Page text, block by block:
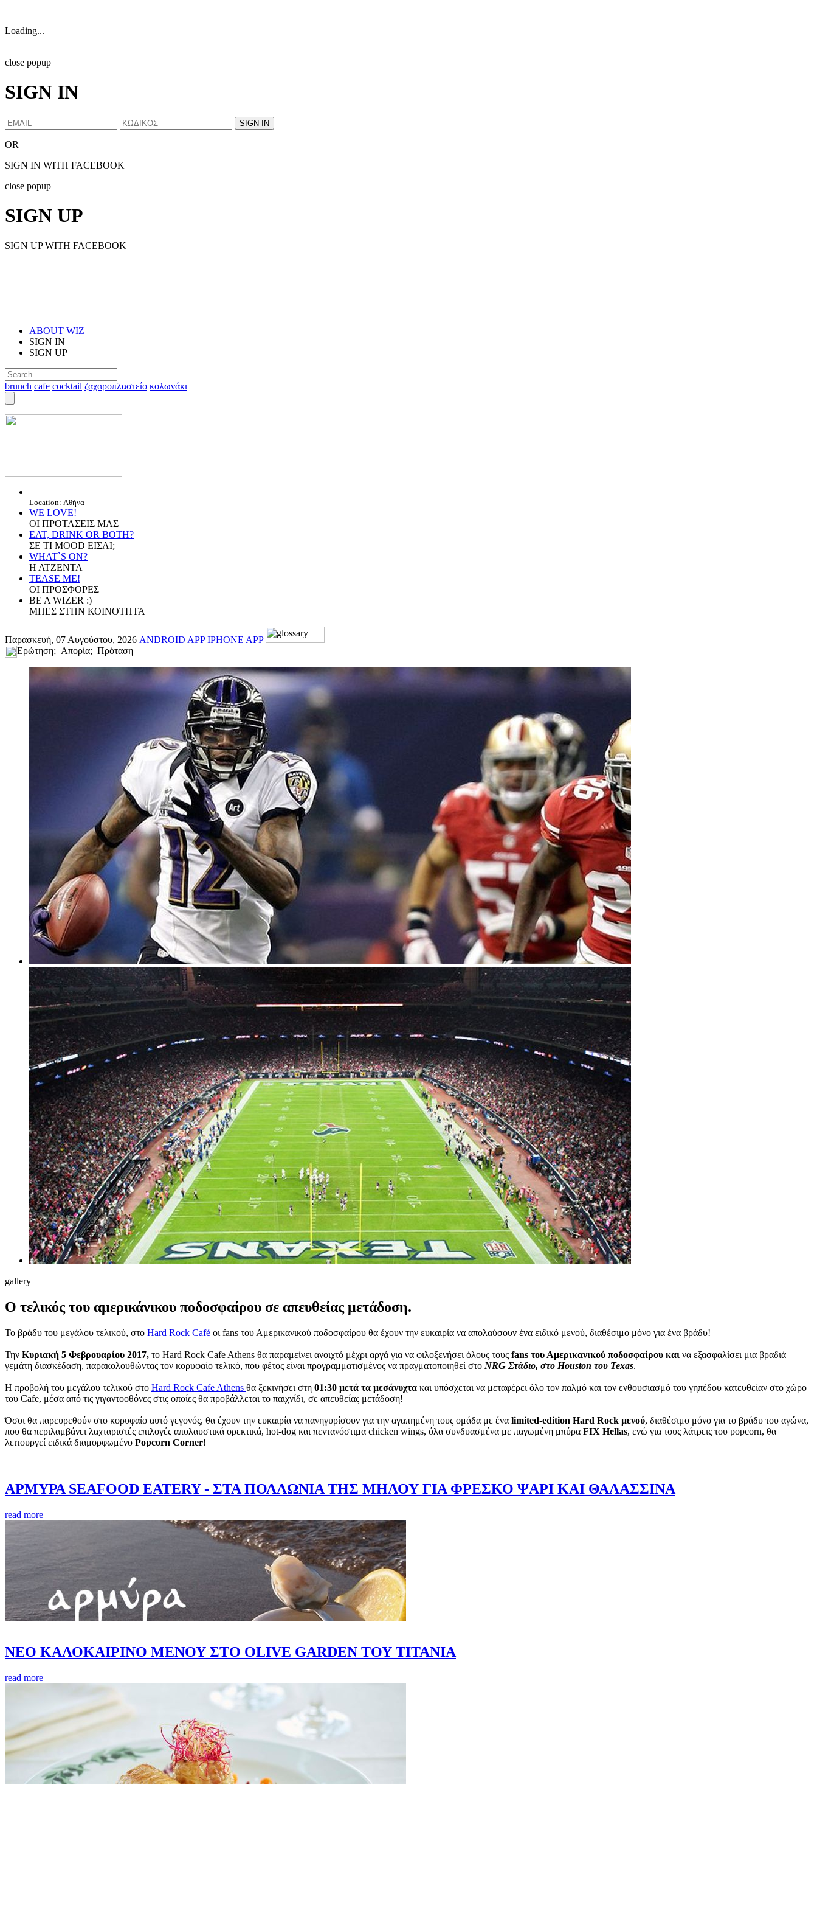
Loading...
close popup
SIGN IN
OR
SIGN IN WITH FACEBOOK
close popup
SIGN UP
SIGN UP WITH FACEBOOK
ABOUT WIZ
SIGN IN
SIGN UP
brunch cafe cocktail ζαχαροπλαστείο κολωνάκι
Location: Αθήνα
WE LOVE!
ΟΙ ΠΡΟΤΑΣΕΙΣ ΜΑΣ
EAT, DRINK OR BOTH?
ΣΕ ΤΙ MOOD ΕΙΣΑΙ;
WHAT`S ON?
Η ΑΤΖΕΝΤΑ
TEASE ME!
ΟΙ ΠΡΟΣΦΟΡΕΣ
BE A WIZER :)
ΜΠΕΣ ΣΤΗΝ ΚΟΙΝΟΤΗΤΑ
Παρασκευή, 07 Αυγούστου, 2026 ANDROID APP IPHONE APP
Ερώτηση; Απορία; Πρόταση
gallery
O τελικός του αμερικάνικου ποδοσφαίρου σε απευθείας μετάδοση.
Το βράδυ του μεγάλου τελικού, στο Hard Rock Café οι fans του Αμερικανικού ποδοσφαίρου θα έχουν την ευκαιρία να απολαύσουν ένα ειδικό μενού, διαθέσιμο μόνο για ένα βράδυ!
Την Κυριακή 5 Φεβρουαρίου 2017, το Hard Rock Cafe Athens θα παραμείνει ανοιχτό μέχρι αργά για να φιλοξενήσει όλους τους fans του Αμερικανικού ποδοσφαίρου και να εξασφαλίσει μια βραδιά
γεμάτη διασκέδαση, παρακολουθώντας τον κορυφαίο τελικό, που φέτος είναι προγραμματισμένος να πραγματοποιηθεί στο NRG Στάδιο, στο Houston του Texas.
Η προβολή του μεγάλου τελικού στο Hard Rock Cafe Athens θα ξεκινήσει στη 01:30 μετά τα μεσάνυχτα και υπόσχεται να μεταφέρει όλο τον παλμό και τον ενθουσιασμό του γηπέδου κατευθείαν στο χώρο
του Cafe, μέσα από τις γιγαντοοθόνες στις οποίες θα προβάλλεται το παιχνίδι, σε απευθείας μετάδοση!
Όσοι θα παρευρεθούν στο κορυφαίο αυτό γεγονός, θα έχουν την ευκαιρία να πανηγυρίσουν για την αγαπημένη τους ομάδα με ένα limited-edition Hard Rock μενού, διαθέσιμο μόνο για το βράδυ του αγώνα,
που θα περιλαμβάνει λαχταριστές επιλογές απολαυστικά ορεκτικά, hot-dog και πεντανόστιμα chicken wings, όλα συνδυασμένα με παγωμένη μπύρα FIX Hellas, ενώ για τους λάτρεις του popcorn, θα
λειτουργεί ειδικά διαμορφωμένο Popcorn Corner!
ΑΡΜΥΡΑ SEAFOOD EATERY - ΣΤΑ ΠΟΛΛΩΝΙΑ ΤΗΣ ΜΗΛΟΥ ΓΙΑ ΦΡΕΣΚΟ ΨΑΡΙ ΚΑΙ ΘΑΛΑΣΣΙΝΑ
read more
ΝΕΟ ΚΑΛΟΚΑΙΡΙΝΟ ΜΕΝΟΥ ΣΤΟ OLIVE GARDEN ΤΟΥ ΤΙΤΑΝΙΑ
read more